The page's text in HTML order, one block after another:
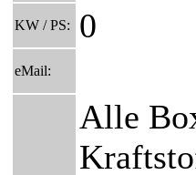
KW / PS: 0
eMail:
Alle